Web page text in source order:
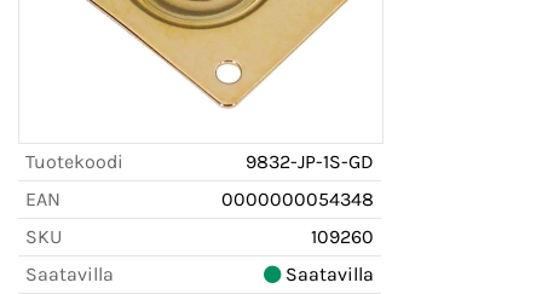
Tuotekoodi
9832-JP-1S-GD
EAN
0000000054348
SKU
109260
Saatavilla
Saatavilla